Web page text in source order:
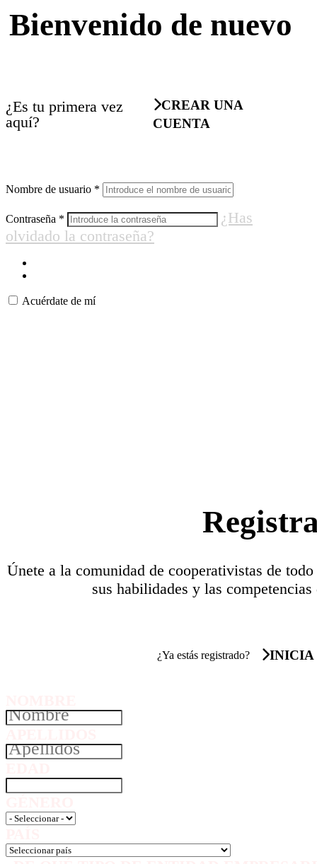
Bienvenido de nuevo
¿Es tu primera vez
aquí?
CREAR UNA
CUENTA
Nombre de usuario *
Contraseña *
¿Has
olvidado la contraseña?
Acuérdate de mí
Únete a la comunidad de cooperativistas de
sus habilidades y las
¿Ya estás registrado? INICIA